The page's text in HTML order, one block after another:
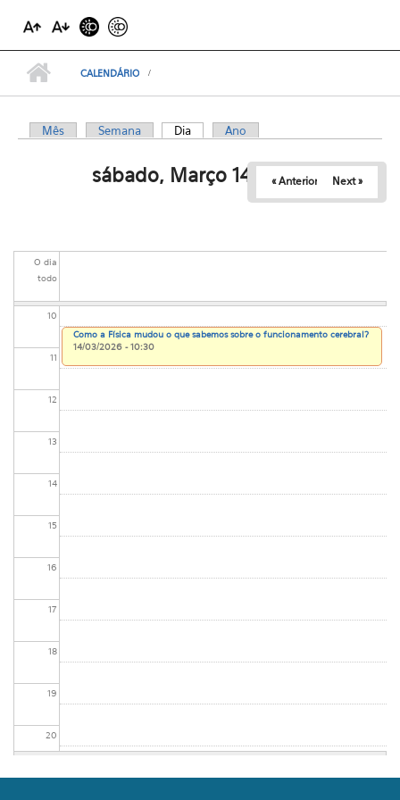
CALENDÁRIO
Mês Semana Dia (aba ativa)
Ano
sábado, Março 14, 2026
« Anterior Next »
O dia
todo
03
04
09
10
11
12
13
14
15
16
17
18
19
20
21
Como a Física mudou o que sabemos sobre o funcionamento cerebral?
14/03/2026 - 10:30